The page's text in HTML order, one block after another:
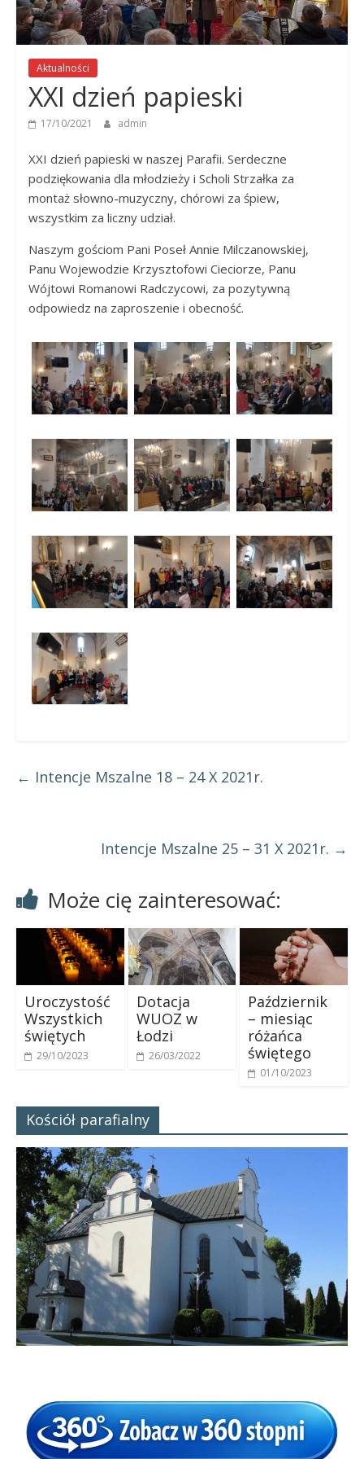
Panny
w
Strzałkowie
Aktualności
XXI dzień papieski
17/10/2021 admin
XXI dzień papieski w naszej Parafii. Serdeczne
podziękowania dla młodzieży i Scholi Strzałka za
montaż słowno-muzyczny, chórowi za śpiew,
wszystkim za liczny udział.
Naszym gościom Pani Poseł Annie Milczanowskiej,
Panu Wojewodzie Krzysztofowi Cieciorze, Panu
Wójtowi Romanowi Radczycowi, za pozytywną
odpowiedz na zaproszenie i obecność.
← Intencje Mszalne 18 – 24 X 2021r.
Intencje Mszalne 25 – 31 X 2021r. →
Może cię zainteresować:
Uroczystość
Wszystkich
świętych
29/10/2023
Dotacja
WUOZ w
Łodzi
26/03/2022
Październik
– miesiąc
różańca
świętego
01/10/2023
Kościół parafialny